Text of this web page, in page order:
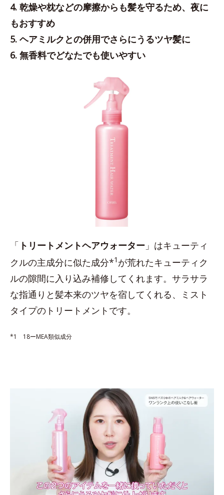
4. 乾燥や枕などの摩擦からも髪を守るため、夜に
もおすすめ
5. ヘアミルクとの併用でさらにうるツヤ髪に
6. 無香料でどなたでも使いやすい
「 トリートメントヘアウォーター 」はキューティ
クルの主成分に似た成分*1 が荒れたキューティク
ルの隙間に入り込み補修してくれます。サラサラ
な指通りと髪本来のツヤを宿してくれる、ミスト
タイプのトリートメントです。
*1 18ーMEA類似成分